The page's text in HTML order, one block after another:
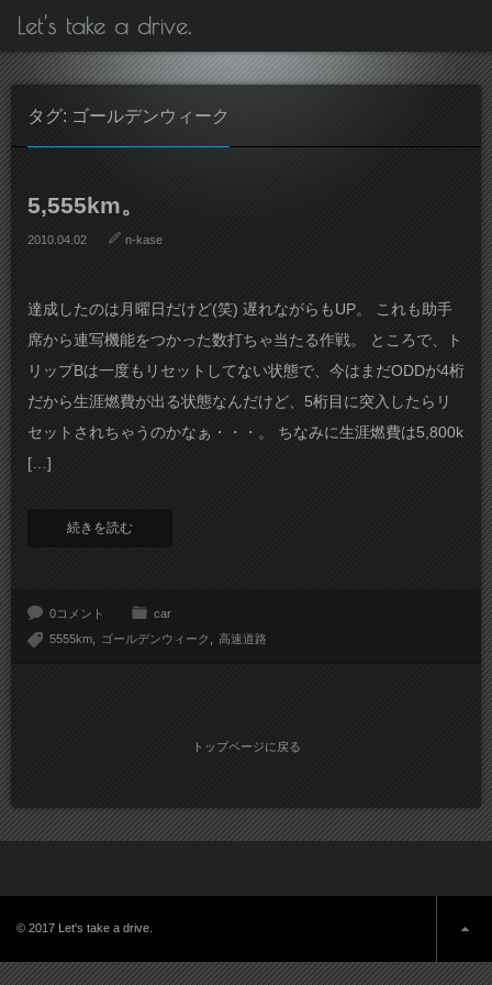
Let's take a drive.
タグ: ゴールデンウィーク
5,555km。
2010.04.02 n-kase
達成したのは月曜日だけど(笑) 遅れながらもUP。 これも助手
席から連写機能をつかった数打ちゃ当たる作戦。 ところで、ト
リップBは一度もリセットしてない状態で、今はまだODDが4桁
だから生涯燃費が出る状態なんだけど、5桁目に突入したらリ
セットされちゃうのかなぁ・・・。 ちなみに生涯燃費は5,800k
[…]
続きを読む
0コメント
car
5555km
ゴールデンウィーク 高速道路
トップページに戻る
© 2017 Let's take a drive.